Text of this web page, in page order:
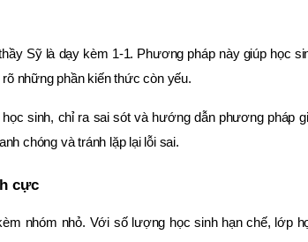
Sỹ là dạy kèm 1-1. Phương pháp này giúp học
những phần kiến thức còn yếu.
sinh, chỉ ra sai sót và hướng dẫn phương pháp
chóng và tránh lặp lại lỗi sai.
cực
nhóm nhỏ. Với số lượng học sinh hạn chế, lớp